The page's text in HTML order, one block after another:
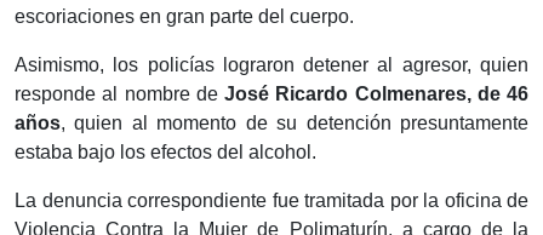
escoriaciones en gran parte del cuerpo.
Asimismo, los policías lograron detener al agresor, quien
responde al nombre de José Ricardo Colmenares, de 46
años, quien al momento de su detención presuntamente
estaba bajo los efectos del alcohol.
La denuncia correspondiente fue tramitada por la oficina de
Violencia Contra la Mujer de Polimaturín, a cargo de la